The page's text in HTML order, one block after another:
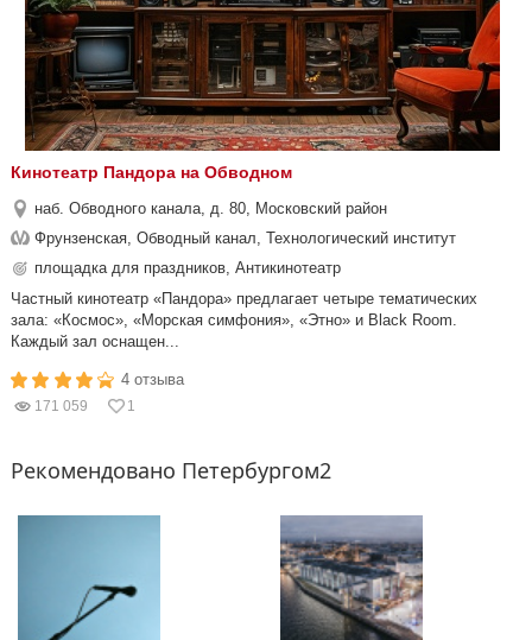
Кинотеатр Пандора на Обводном
наб. Обводного канала, д. 80, Московский район
Фрунзенская, Обводный канал, Технологический институт
площадка для праздников, Антикинотеатр
Частный кинотеатр «Пандора» предлагает четыре тематических
зала: «Космос», «Морская симфония», «Этно» и Black Room.
Каждый зал оснащен...
4 отзыва
171 059 1
Рекомендовано Петербургом2